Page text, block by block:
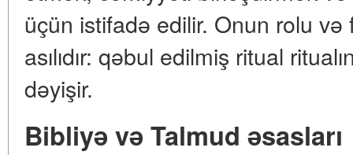
üçün istifadə edilir. Onun rolu və
asılıdır: qəbul edilmiş ritual
dəyişir.
Bibliyə və Talmud əsasları